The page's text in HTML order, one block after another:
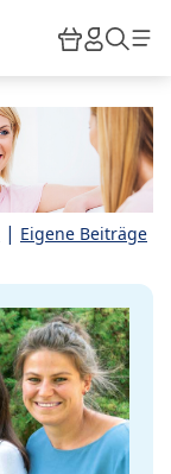
HiPP
| Eigene Beiträge